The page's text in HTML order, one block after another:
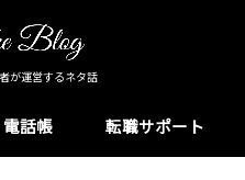
が運営するネタ話
電話帳 転職サポート